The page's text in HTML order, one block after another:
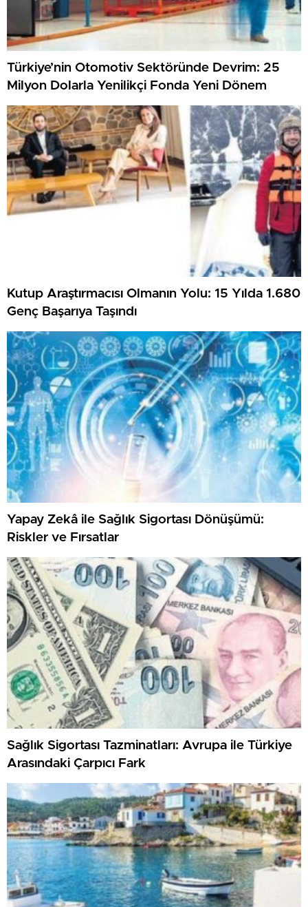
Türkiye’nin Otomotiv Sektöründe Devrim: 25
Milyon Dolarla Yenilikçi Fonda Yeni Dönem
Kutup Araştırmacısı Olmanın Yolu: 15 Yılda 1.680
Genç Başarıya Taşındı
Yapay Zekâ ile Sağlık Sigortası Dönüşümü:
Riskler ve Fırsatlar
Sağlık Sigortası Tazminatları: Avrupa ile Türkiye
Arasındaki Çarpıcı Fark